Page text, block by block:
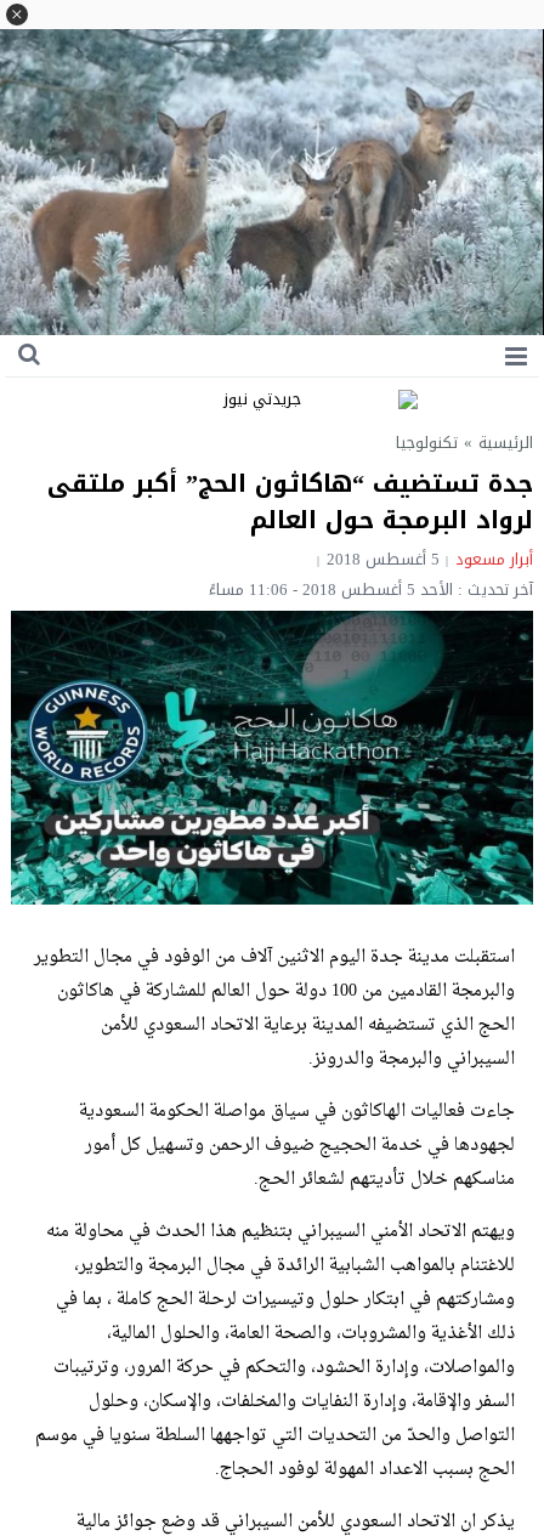
الرئيسية » تكنولوجيا
جدة تستضيف “هاكاثون الحج” أكبر ملتقى
لرواد البرمجة حول العالم
أبرار مسعود 5 أغسطس 2018
آخر تحديث : الأحد 5 أغسطس 2018 - 11:06 مساءً
استقبلت مدينة جدة اليوم الاثنين آلاف من الوفود في مجال التطوير
والبرمجة القادمين من 100 دولة حول العالم للمشاركة في هاكاثون
الحج الذي تستضيفه المدينة برعاية الاتحاد السعودي للأمن
السيبراني والبرمجة والدرونز.
جاءت فعاليات الهاكاثون في سياق مواصلة الحكومة السعودية
لجهودها في خدمة الحجيج ضيوف الرحمن وتسهيل كل أمور
مناسكهم خلال تأديتهم لشعائر الحج.
ويهتم الاتحاد الأمني السيبراني بتنظيم هذا الحدث في محاولة منه
للاغتنام بالمواهب الشبابية الرائدة في مجال البرمجة والتطوير،
ومشاركتهم في ابتكار حلول وتيسيرات لرحلة الحج كاملة ، بما في
ذلك الأغذية والمشروبات، والصحة العامة، والحلول المالية،
والمواصلات، وإدارة الحشود، والتحكم في حركة المرور، وترتيبات
السفر والإقامة، وإدارة النفايات والمخلفات، والإسكان، وحلول
التواصل والحدّ من التحديات التي تواجهها السلطة سنويا في موسم
الحج بسبب الاعداد المهولة لوفود الحجاج.
يذكر ان الاتحاد السعودي للأمن السيبراني قد وضع جوائز مالية